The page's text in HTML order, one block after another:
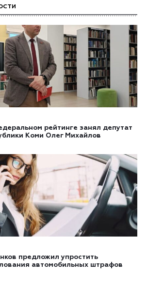
рейтинге занял депутат
Коми Олег Михайлов
предложил упростить
автомобильных штрафов